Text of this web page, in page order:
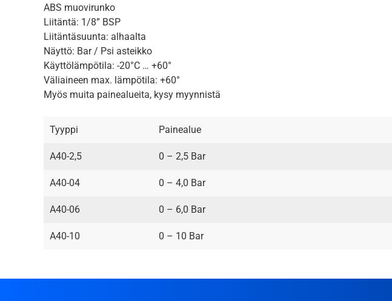
ABS muovirunko
Liitäntä: 1/8” BSP
Liitäntäsuunta: alhaalta
Näyttö: Bar / Psi asteikko
Käyttölämpötila: -20°C … +60°
Väliaineen max. lämpötila: +60°
Myös muita painealueita, kysy myynnistä
Tyyppi Painealue
A40-2,5 0 – 2,5 Bar
A40-04 0 – 4,0 Bar
A40-06 0 – 6,0 Bar
A40-10 0 – 10 Bar